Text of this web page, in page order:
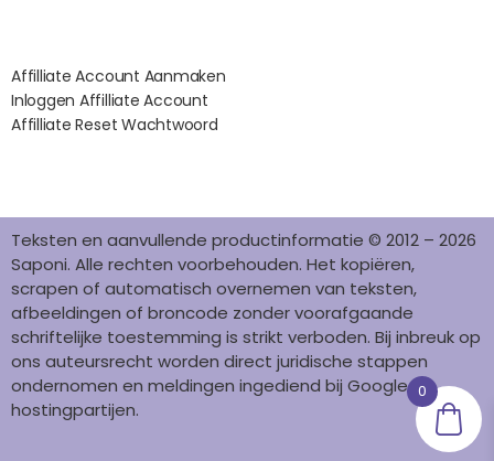
Affilliate Account Aanmaken
Inloggen Affilliate Account
Affilliate Reset Wachtwoord
Teksten en aanvullende productinformatie © 2012 – 2026
Saponi. Alle rechten voorbehouden. Het kopiëren,
scrapen of automatisch overnemen van teksten,
afbeeldingen of broncode zonder voorafgaande
schriftelijke toestemming is strikt verboden. Bij inbreuk op
ons auteursrecht worden direct juridische stappen
ondernomen en meldingen ingediend bij Google en
hostingpartijen.
0